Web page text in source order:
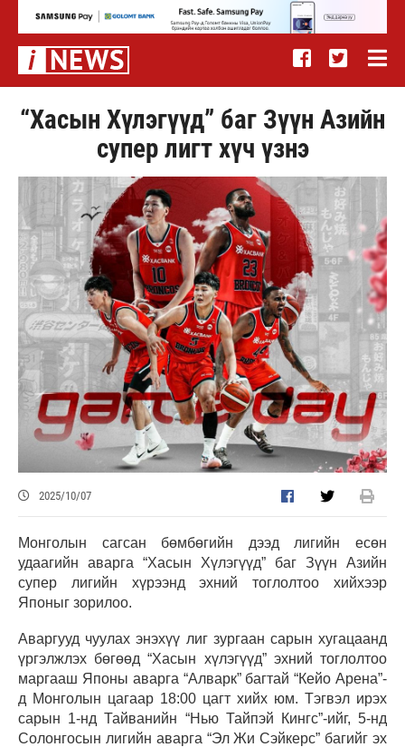
“Хасын Хүлэгүүд” баг Зүүн Азийн
супер лигт хүч үзнэ
2025/10/07
Монголын сагсан бөмбөгийн дээд лигийн есөн
удаагийн аварга “Хасын Хүлэгүүд” баг Зүүн Азийн
супер лигийн хүрээнд эхний тоглолтоо хийхээр
Японыг зорилоо.
Аваргууд чуулах энэхүү лиг зургаан сарын хугацаанд
үргэлжлэх бөгөөд “Хасын хүлэгүүд” эхний тоглолтоо
маргааш Японы аварга “Алварк” багтай “Кейо Арена”-
д Монголын цагаар 18:00 цагт хийх юм. Тэгвэл ирэх
сарын 1-нд Тайванийн “Нью Тайпэй Кингс”-ийг, 5-нд
Солонгосын лигийн аварга “Эл Жи Сэйкерс” багийг эх